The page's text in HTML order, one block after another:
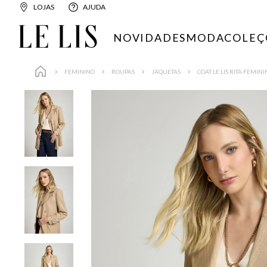
LOJAS AJUDA
NOVIDADESMODA
FEMININO ROUPAS JAQUETAS COAT LE LIS RITA